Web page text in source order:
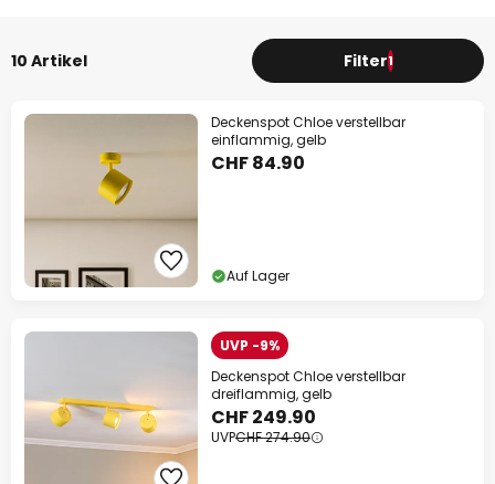
10 Artikel Filter1
Deckenspot Chloe verstellbar
einflammig, gelb
CHF 84.90
Auf Lager
UVP -9%
Deckenspot Chloe verstellbar
dreiflammig, gelb
CHF 249.90
UVPCHF 274.90